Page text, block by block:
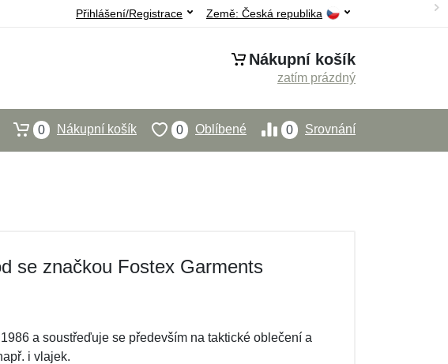
Země: Česká republika
Přihlášení/Registrace
Nákupní košík
zatím prázdný
0 Srovnání
0 Oblíbené
0 Nákupní košík
se značkou Fostex Garments
a soustřeďuje se především na taktické oblečení a
i vlajek.